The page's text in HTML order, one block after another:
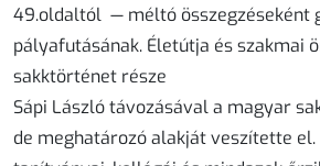
49.oldaltól — méltó összegzéseként
pályafutásának. Életútja és szakmai
sakktörténet része
Sápi László távozásával a magyar
de meghatározó alakját veszítette